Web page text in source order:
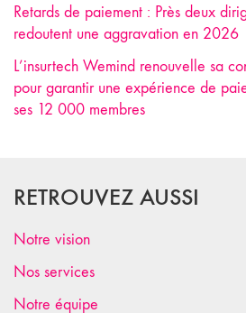
Retards de paiement : Près deux
redoutent une aggravation en 2026
L’insurtech Wemind renouvelle sa
pour garantir une expérience de
ses 12 000 membres
RETROUVEZ AUSSI
Notre vision
Nos services
Notre équipe